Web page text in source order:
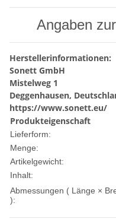
Angaben
Herstellerinformationen:
Sonett GmbH
Mistelweg 1
Deggenhausen,
https://www.sonett.eu/
Produkteigenschaft
Lieferform:
Menge:
Artikelgewicht:
Inhalt:
Abmessungen ( Länge ×
):